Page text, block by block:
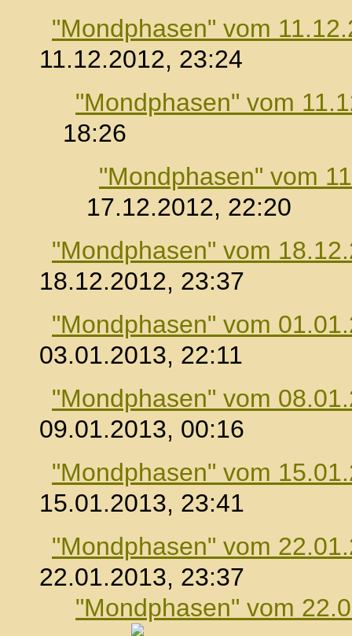
"Mondphasen" vom
11.12.2012, 23:24
"Mondphasen" vom
18:26
"Mondphasen" vom
17.12.2012, 22:20
"Mondphasen" vom
18.12.2012, 23:37
"Mondphasen" vom
03.01.2013, 22:11
"Mondphasen" vom
09.01.2013, 00:16
"Mondphasen" vom
15.01.2013, 23:41
"Mondphasen" vom
22.01.2013, 23:37
"Mondphasen" vom